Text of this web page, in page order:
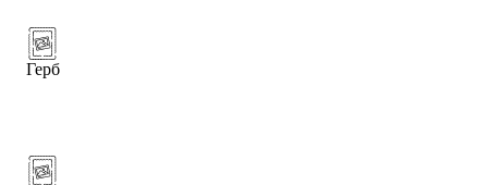
Герб